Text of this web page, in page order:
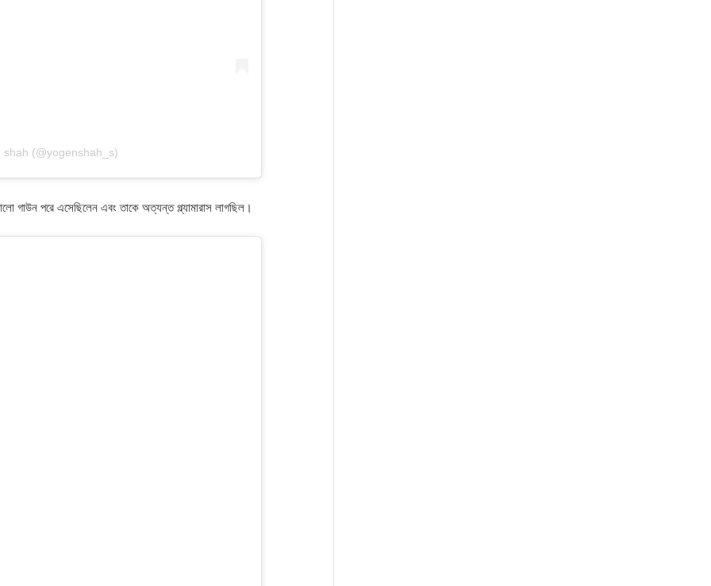
(@yogenshah_s)
গাউন পরে এসেছিলেন এবং তাকে অত্যন্ত গ্ল্যামারাস লাগছিল।